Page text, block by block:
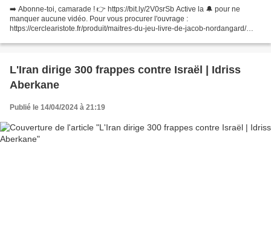
➡️ Abonne-toi, camarade ! 👉 https://bit.ly/2V0srSb Active la 🔔 pour ne
manquer aucune vidéo. Pour vous procurer l'ouvrage :
https://cerclearistote.fr/produit/maitres-du-jeu-livre-de-jacob-nordangard/
L'Iran dirige 300 frappes contre Israël | Idriss
Aberkane
Publié le 14/04/2024 à 21:19